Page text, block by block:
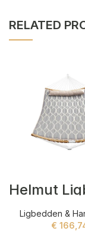
RELATED
Ligbedden &
€